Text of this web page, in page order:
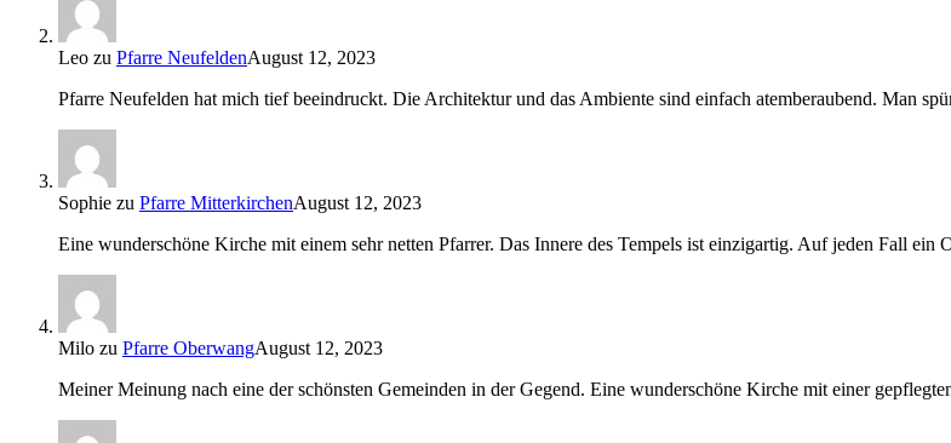
Leo zu Pfarre NeufeldenAugust 12, 2023
Pfarre Neufelden hat mich tief beeindruckt. Die Architektur und das Ambiente sind einfach atemberaubend. Man
Sophie zu Pfarre MitterkirchenAugust 12, 2023
Eine wunderschöne Kirche mit einem sehr netten Pfarrer. Das Innere des Tempels ist einzigartig. Auf jeden Fall ein
Milo zu Pfarre OberwangAugust 12, 2023
Meiner Meinung nach eine der schönsten Gemeinden in der Gegend. Eine wunderschöne Kirche mit einer